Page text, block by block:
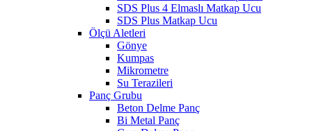
SDS Plus 4 Elmaslı Matkap Ucu
SDS Plus Matkap Ucu
Ölçü Aletleri
Gönye
Kumpas
Mikrometre
Su Terazileri
Panç Grubu
Beton Delme Panç
Bi Metal Panç